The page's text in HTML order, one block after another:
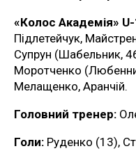
«Колос Академія»
Підлетейчук,
Супрун (Шабельник,
Моротченко
Мелащенко, Аранчій.
Головний тренер:
Голи: Руденко (13),